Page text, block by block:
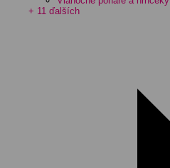
+ 11 ďalších